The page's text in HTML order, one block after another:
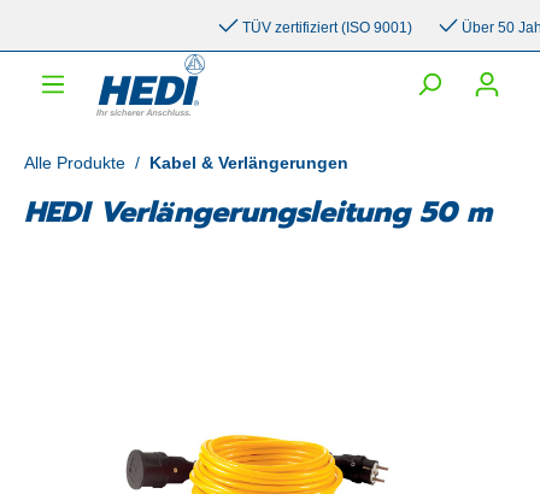
TÜV zertifiziert (ISO 9001) Über 50 Jahre
Alle Produkte / Kabel & Verlängerungen
HEDI Verlängerungsleitung 50 m